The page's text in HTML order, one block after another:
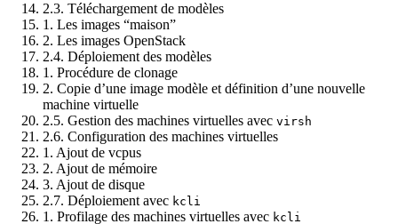
2.3. Téléchargement de modèles
1. Les images “maison”
2. Les images OpenStack
2.4. Déploiement des modèles
1. Procédure de clonage
2. Copie d’une image modèle et définition d’une nouvelle
machine virtuelle
2.5. Gestion des machines virtuelles avec virsh
2.6. Configuration des machines virtuelles
1. Ajout de vcpus
2. Ajout de mémoire
3. Ajout de disque
2.7. Déploiement avec kcli
1. Profilage des machines virtuelles avec kcli